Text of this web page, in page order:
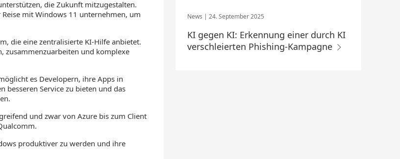
die Zukunft mitzugestalten.
mit Windows 11 unternehmen, um
die eine zentralisierte KI-Hilfe anbietet.
zusammenzuarbeiten und komplexe
es Developern, ihre Apps in
Service zu bieten und das
und zwar von Azure bis zum Client
produktiver zu werden und ihre
24. September 2025
KI gegen KI: Erkennung einer durch KI
verschleierten Phishing-Kampagne